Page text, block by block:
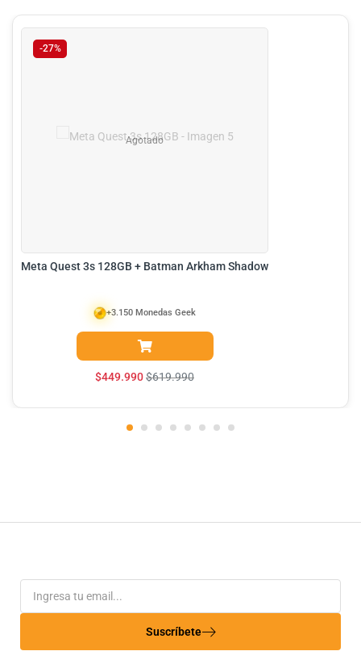
-27%
Agotado
Meta Quest 3s 128GB + Batman Arkham Shadow
$449.990$619.990
+3.150 Monedas Geek
Suscríbete